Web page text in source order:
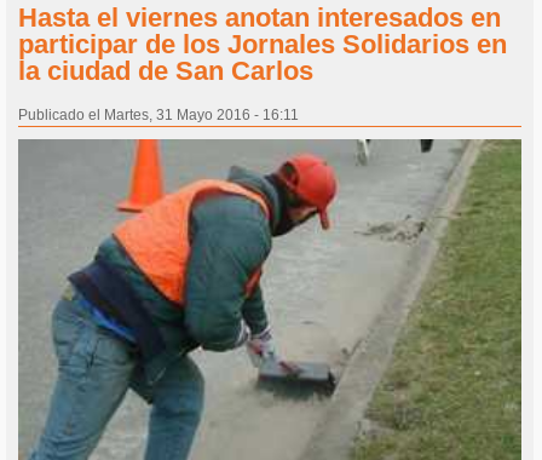
Hasta el viernes anotan interesados en
participar de los Jornales Solidarios en
la ciudad de San Carlos
Publicado el Martes, 31 Mayo 2016 - 16:11